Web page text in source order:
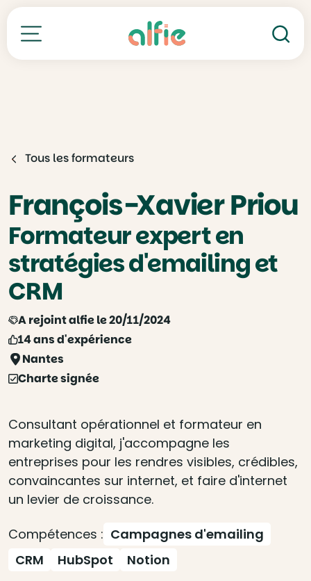
Toutes nos formations
Tous les formateurs
François-Xavier Priou
Formateur expert en
stratégies d'emailing et
CRM
A rejoint alfie le 20/11/2024
14 ans d'expérience
Nantes
Charte signée
Consultant opérationnel et formateur en
marketing digital, j'accompagne les
entreprises pour les rendres visibles, crédibles,
convaincantes sur internet, et faire d'internet
un levier de croissance.
Compétences : Campagnes d'emailing
CRM
HubSpot Notion